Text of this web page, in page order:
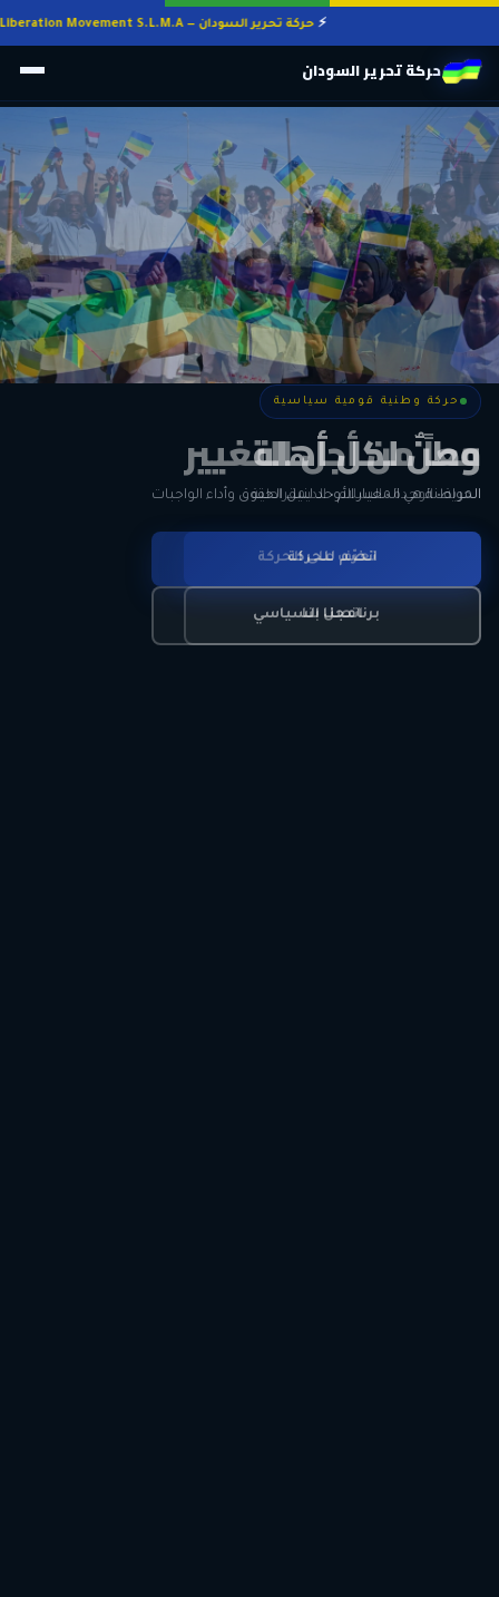
حركة تحرير السودان — Sudan Liberation Movement S.L.M.A
حركة تحرير السودان
حركة وطنية قومية سياسية
وطنٌ لكل أهله
المواطنة هي المعيار الأوحد لنيل الحقوق وأداء الواجبات
تعرّف على الحركة
برنامجنا السياسي
حركة وطنية قومية سياسية
معاً من أجل التغيير
الحرية • الوحدة • السلام • الديمقراطية
انضم للحركة
اتصل بنا